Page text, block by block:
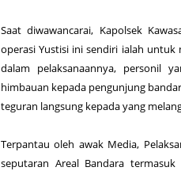
Saat diwawancarai, Kapolsek
operasi Yustisi ini sendiri ialah untuk
dalam pelaksanaannya, personil
himbauan kepada pengunjung
teguran langsung kepada yang
Terpantau oleh awak Media,
seputaran Areal Bandara